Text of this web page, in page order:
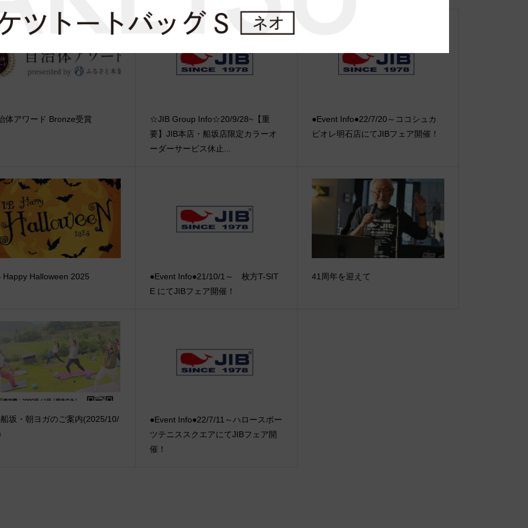
体アワード Bronze受賞
☆JIB Group Info☆20/9/28~【重
要】JIB本店・船坂店限定カラーオ
ーダーサービス休止...
●Event Info●22/7/20～ココシュカ
ピオレ明石店にてJIBフェア開催！
Happy Halloween 2025
●Event Info●21/10/1～ 枚方T-SIT
E にてJIBフェア開催！
41周年を迎えて
坂・朝ヨガのご案内(2025/10/
●Event Info●22/7/11～ハロースポー
ツテニススクエアにてJIBフェア開
催！